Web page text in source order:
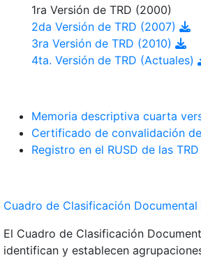
1ra Versión de TRD (2000)
2da Versión de TRD (2007)
3ra Versión de TRD (2010)
4ta. Versión de TRD (Actuales)
Memoria descriptiva cuarta
Certificado de convalidación
Registro en el RUSD de las TRD
Cuadro de Clasificación Documental
El Cuadro de Clasificación
identifican y establecen